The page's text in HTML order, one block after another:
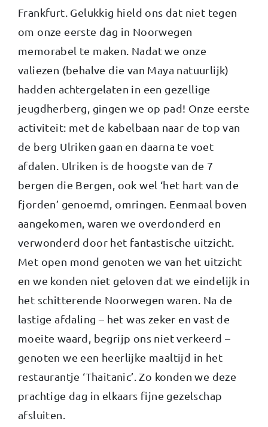
Frankfurt. Gelukkig hield ons dat niet tegen
om onze eerste dag in Noorwegen
memorabel te maken. Nadat we onze
valiezen (behalve die van Maya natuurlijk)
hadden achtergelaten in een gezellige
jeugdherberg, gingen we op pad! Onze eerste
activiteit: met de kabelbaan naar de top van
de berg Ulriken gaan en daarna te voet
afdalen. Ulriken is de hoogste van de 7
bergen die Bergen, ook wel ‘het hart van de
fjorden’ genoemd, omringen. Eenmaal boven
aangekomen, waren we overdonderd en
verwonderd door het fantastische uitzicht.
Met open mond genoten we van het uitzicht
en we konden niet geloven dat we eindelijk in
het schitterende Noorwegen waren. Na de
lastige afdaling – het was zeker en vast de
moeite waard, begrijp ons niet verkeerd –
genoten we een heerlijke maaltijd in het
restaurantje ‘Thaitanic’. Zo konden we deze
prachtige dag in elkaars fijne gezelschap
afsluiten.